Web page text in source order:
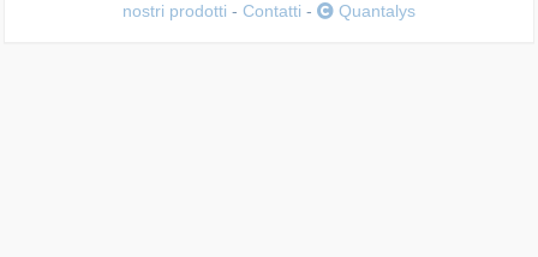
nostri prodotti - Contatti - Quantalys